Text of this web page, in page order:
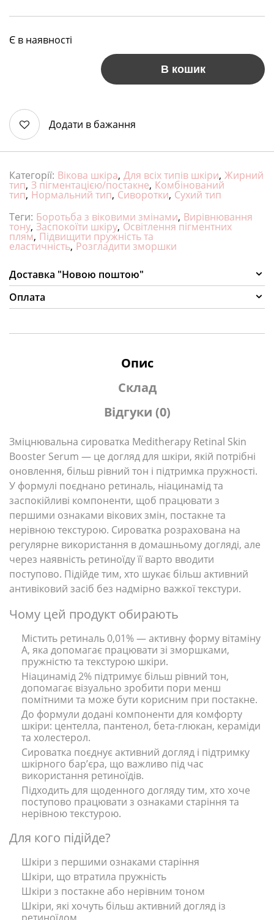
Є в наявності
В кошик
Додати в бажання
Категорії: Вікова шкіра, Для всіх типів шкіри, Жирний
тип, З пігментацією/постакне, Комбінований
тип, Нормальний тип, Сиворотки, Сухий тип
Теги: Боротьба з віковими змінами, Вирівнювання
тону, Заспокоїти шкіру, Освітлення пігментних
плям, Підвищити пружність та
еластичність, Розгладити зморшки
Доставка "Новою поштою"
Оплата
Опис
Склад
Відгуки (0)
Зміцнювальна сироватка Meditherapy Retinal Skin
Booster Serum — це догляд для шкіри, якій потрібні
оновлення, більш рівний тон і підтримка пружності.
У формулі поєднано ретиналь, ніацинамід та
заспокійливі компоненти, щоб працювати з
першими ознаками вікових змін, постакне та
нерівною текстурою. Сироватка розрахована на
регулярне використання в домашньому догляді, але
через наявність ретиноїду її варто вводити
поступово. Підійде тим, хто шукає більш активний
антивіковий засіб без надмірно важкої текстури.
Чому цей продукт обирають
Містить ретиналь 0,01% — активну форму вітаміну
А, яка допомагає працювати зі зморшками,
пружністю та текстурою шкіри.
Ніацинамід 2% підтримує більш рівний тон,
допомагає візуально зробити пори менш
помітними та може бути корисним при постакне.
До формули додані компоненти для комфорту
шкіри: центелла, пантенол, бета-глюкан, кераміди
та холестерол.
Сироватка поєднує активний догляд і підтримку
шкірного бар’єра, що важливо під час
використання ретиноїдів.
Підходить для щоденного догляду тим, хто хоче
поступово працювати з ознаками старіння та
нерівною текстурою.
Для кого підійде?
Шкіри з першими ознаками старіння
Шкіри, що втратила пружність
Шкіри з постакне або нерівним тоном
Шкіри, які хочуть більш активний догляд із